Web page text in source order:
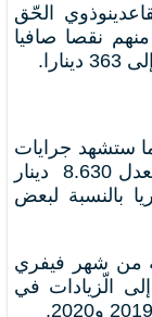
% من المتقاعدينوذوي الحّق
الجرايات بالنسبة لـ 46 % منهم نقصا صافيا
كامال لـ 86 % بينما ستشهد جرايات
14 % منهم نقصا في الجراية الّصافية بمعدل 8.630 دينار
دينارا شهريا بالنسبة لبعض
من شهر فيفري
2023 بالّنظر إلى الّزيادات في